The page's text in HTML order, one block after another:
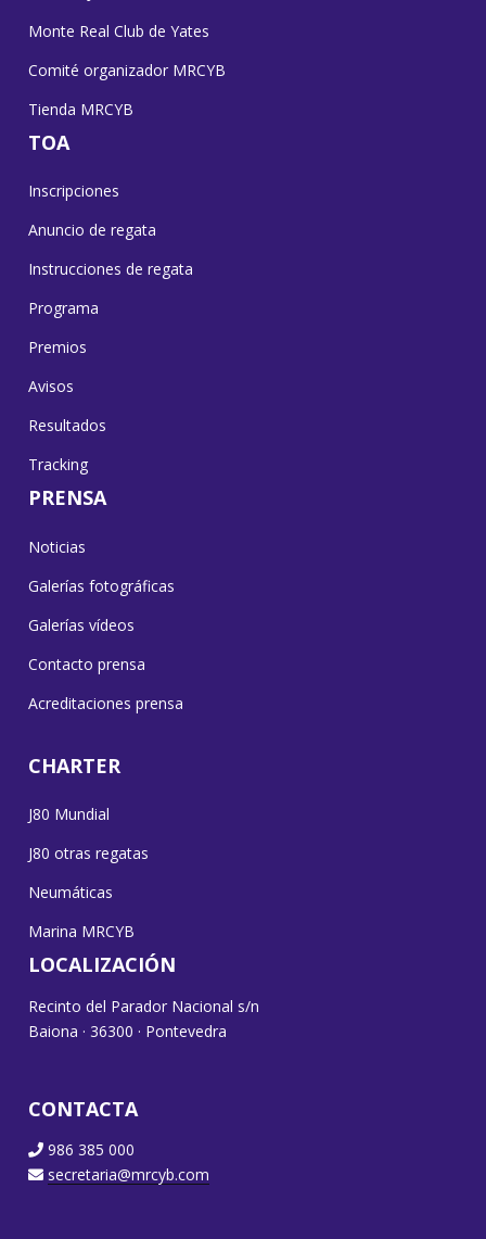
Monte Real Club de Yates
Comité organizador MRCYB
Tienda MRCYB
TOA
Inscripciones
Anuncio de regata
Instrucciones de regata
Programa
Premios
Avisos
Resultados
Tracking
PRENSA
Noticias
Galerías fotográficas
Galerías vídeos
Contacto prensa
Acreditaciones prensa
CHARTER
J80 Mundial
J80 otras regatas
Neumáticas
Marina MRCYB
LOCALIZACIÓN
Recinto del Parador Nacional s/n
Baiona · 36300 · Pontevedra
CONTACTA
986 385 000
secretaria@mrcyb.com